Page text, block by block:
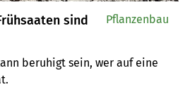
sind
beruhigt sein, wer auf eine
Pflanzenbau